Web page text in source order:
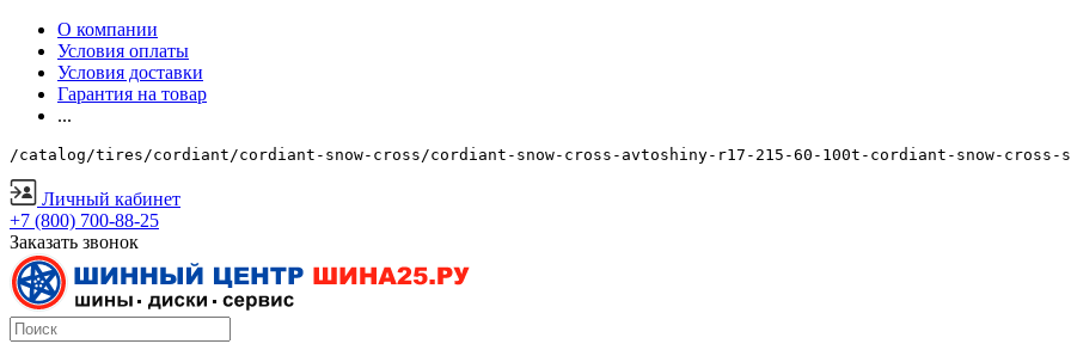
О компании
Условия оплаты
Условия доставки
Гарантия на товар
...
/catalog/tires/cordiant/cordiant-snow-cross/cordiant-snow-cross-avtoshiny-r17-215-60-100t-cordiant-snow-cross-
Личный кабинет
+7 (800) 700-88-25
Заказать звонок